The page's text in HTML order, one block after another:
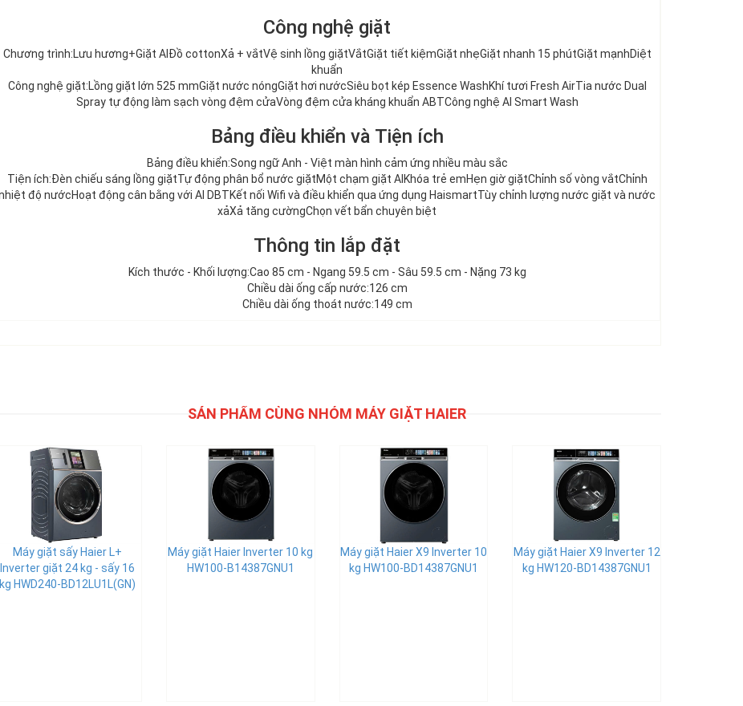
Công nghệ giặt
Chương trình:Lưu hương+Giặt AI Đồ cottonXả + vắtVệ sinh lồng giặtVắtGiặt tiết kiệmGiặt nhẹGiặt nhanh 15 phútGiặt mạnhDiệt
khuẩn
Công nghệ giặt:Lồng giặt lớn 525 mmGiặt nước nóngGiặt hơi nướcSiêu bọt kép Essence WashKhí tươi Fresh AirTia nước Dual
Spray tự động làm sạch vòng đệm cửaVòng đệm cửa kháng khuẩn ABTCông nghệ AI Smart Wash
Bảng điều khiển và Tiện ích
Bảng điều khiển:Song ngữ Anh - Việt màn hình cảm ứng nhiều màu sắc
Tiện ích:Đèn chiếu sáng lồng giặtTự động phân bổ nước giặtMột chạm giặt AI Khóa trẻ emHẹn giờ giặtChỉnh số vòng vắtChỉnh
độ nướcHoạt động cân bằng với AI DBTKết nối Wifi và điều khiển qua ứng dụng HaismartTùy chỉnh lượng nước giặt và nước
xảXả tăng cườngChọn vết bẩn chuyên biệt
Thông tin lắp đặt
Kích thước - Khối lượng:Cao 85 cm - Ngang 59.5 cm - Sâu 59.5 cm - Nặng 73 kg
Chiều dài ống cấp nước:126 cm
Chiều dài ống thoát nước:149 cm
SẢN PHẨM CÙNG NHÓM MÁY GIẶT HAIER
Máy giặt sấy Haier L+
Inverter giặt 24 kg - sấy 16
kg HWD240-BD12LU1L(GN)
Máy giặt Haier Inverter 10 kg
HW100-B14387GNU1
Máy giặt Haier X9 Inverter 10
kg HW100-BD14387GNU1
Máy giặt Haier X9 Inverter 12
kg HW120-BD14387GNU1